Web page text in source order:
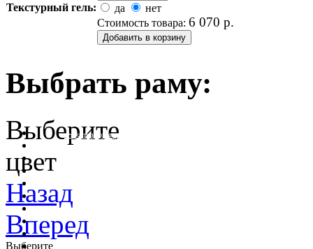
Текстурный гель:
да
нет
Стоимость товара: 6 070 р.
Выбрать раму:
очистить фильтр цвета
Выберите
цвет
Назад
Вперед
Выберите